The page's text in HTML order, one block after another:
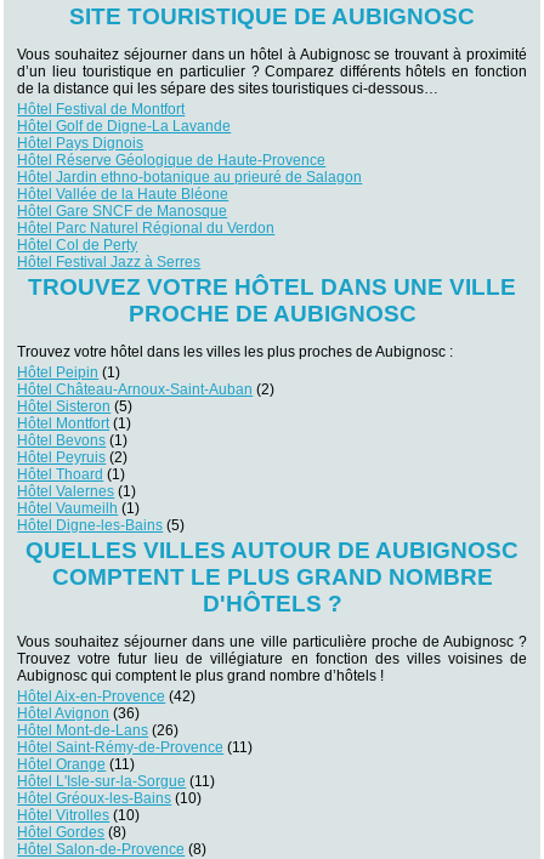
SITE TOURISTIQUE DE AUBIGNOSC
Vous souhaitez séjourner dans un hôtel à Aubignosc se trouvant à proximité
d’un lieu touristique en particulier ? Comparez différents hôtels en fonction
de la distance qui les sépare des sites touristiques ci-dessous…
Hôtel Festival de Montfort
Hôtel Golf de Digne-La Lavande
Hôtel Pays Dignois
Hôtel Réserve Géologique de Haute-Provence
Hôtel Jardin ethno-botanique au prieuré de Salagon
Hôtel Vallée de la Haute Bléone
Hôtel Gare SNCF de Manosque
Hôtel Parc Naturel Régional du Verdon
Hôtel Col de Perty
Hôtel Festival Jazz à Serres
TROUVEZ VOTRE HÔTEL DANS UNE VILLE
PROCHE DE AUBIGNOSC
Trouvez votre hôtel dans les villes les plus proches de Aubignosc :
Hôtel Peipin (1)
Hôtel Château-Arnoux-Saint-Auban (2)
Hôtel Sisteron (5)
Hôtel Montfort(1)
Hôtel Bevons (1)
Hôtel Peyruis (2)
Hôtel Thoard (1)
Hôtel Valernes (1)
Hôtel Vaumeilh (1)
Hôtel Digne-les-Bains (5)
QUELLES VILLES AUTOUR DE AUBIGNOSC
COMPTENT LE PLUS GRAND NOMBRE
D'HÔTELS ?
Vous souhaitez séjourner dans une ville particulière proche de Aubignosc ?
Trouvez votre futur lieu de villégiature en fonction des villes voisines de
Aubignosc qui comptent le plus grand nombre d’hôtels !
Hôtel Aix-en-Provence (42)
Hôtel Avignon (36)
Hôtel Mont-de-Lans (26)
Hôtel Saint-Rémy-de-Provence (11)
Hôtel Orange (11)
Hôtel L'Isle-sur-la-Sorgue (11)
Hôtel Gréoux-les-Bains (10)
Hôtel Vitrolles (10)
Hôtel Gordes (8)
Hôtel Salon-de-Provence (8)